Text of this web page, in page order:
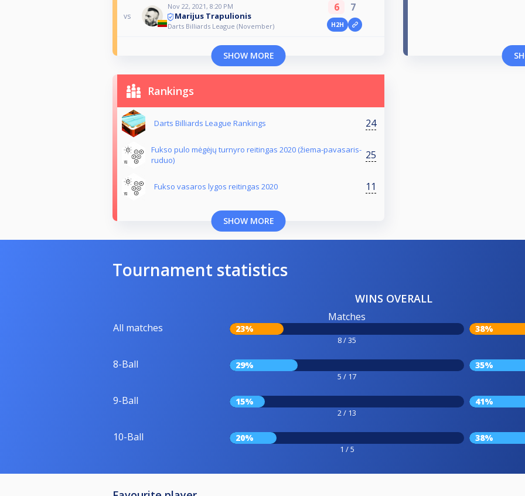
vs
Nov 22, 2021, 8:20 PM
Marijus Trapulionis
Darts Billiards League (November)
6 7
H2H
SHOW MORE
Rankings
Darts Billiards League Rankings 24
Fukso pulo mėgėjų turnyro reitingas 2020 (žiema-pavasaris-
ruduo)
25
Fukso vasaros lygos reitingas 2020 11
SHOW MORE
Tournament statistics
WINS OVERALL
All matches
Matches
23%
8 / 35
38%
8-Ball 29%
5 / 17
35%
9-Ball 15%
2 / 13
41%
10-Ball 20%
1 / 5
38%